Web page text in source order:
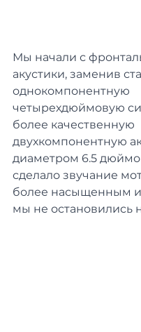
Мы начали с
акустики, заменив
однокомпонентную
четырехдюймовую
более качественную
двухкомпонентную
диаметром 6.5
сделало звучание
более насыщенным
мы не остановились